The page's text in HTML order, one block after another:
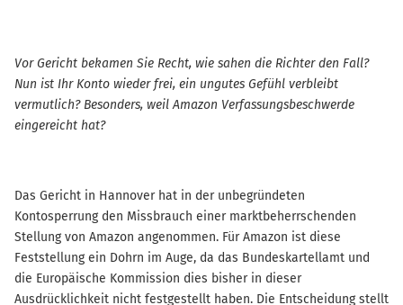
Vor Gericht bekamen Sie Recht, wie sahen die Richter den Fall?
Nun ist Ihr Konto wieder frei, ein ungutes Gefühl verbleibt
vermutlich? Besonders, weil Amazon Verfassungsbeschwerde
eingereicht hat?
Das Gericht in Hannover hat in der unbegründeten
Kontosperrung den Missbrauch einer marktbeherrschenden
Stellung von Amazon angenommen. Für Amazon ist diese
Feststellung ein Dohrn im Auge, da das Bundeskartellamt und
die Europäische Kommission dies bisher in dieser
Ausdrücklichkeit nicht festgestellt haben. Die Entscheidung stellt